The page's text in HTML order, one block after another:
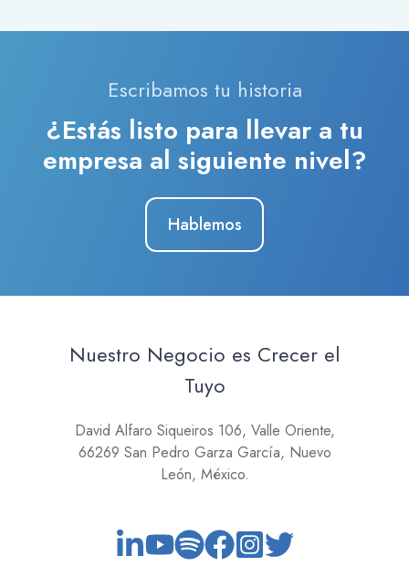
Escribamos tu historia
¿Estás listo para llevar a tu
empresa al siguiente nivel?
Hablemos
Nuestro Negocio es Crecer el
Tuyo
David Alfaro Siqueiros 106, Valle Oriente,
66269 San Pedro Garza García, Nuevo
León, México.